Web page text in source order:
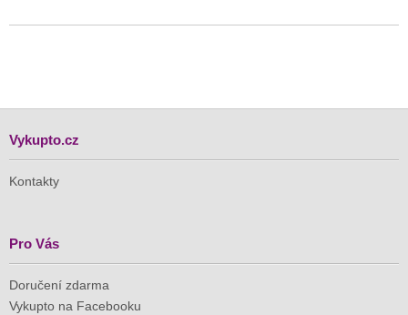
Vykupto.cz
Kontakty
Pro Vás
Doručení zdarma
Vykupto na Facebooku